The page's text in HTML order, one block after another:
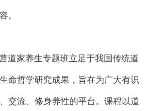
。
道家养生专题班立足于我国传统道
命哲学研究成果，旨在为广大有识
交流、修身养性的平台。课程以道